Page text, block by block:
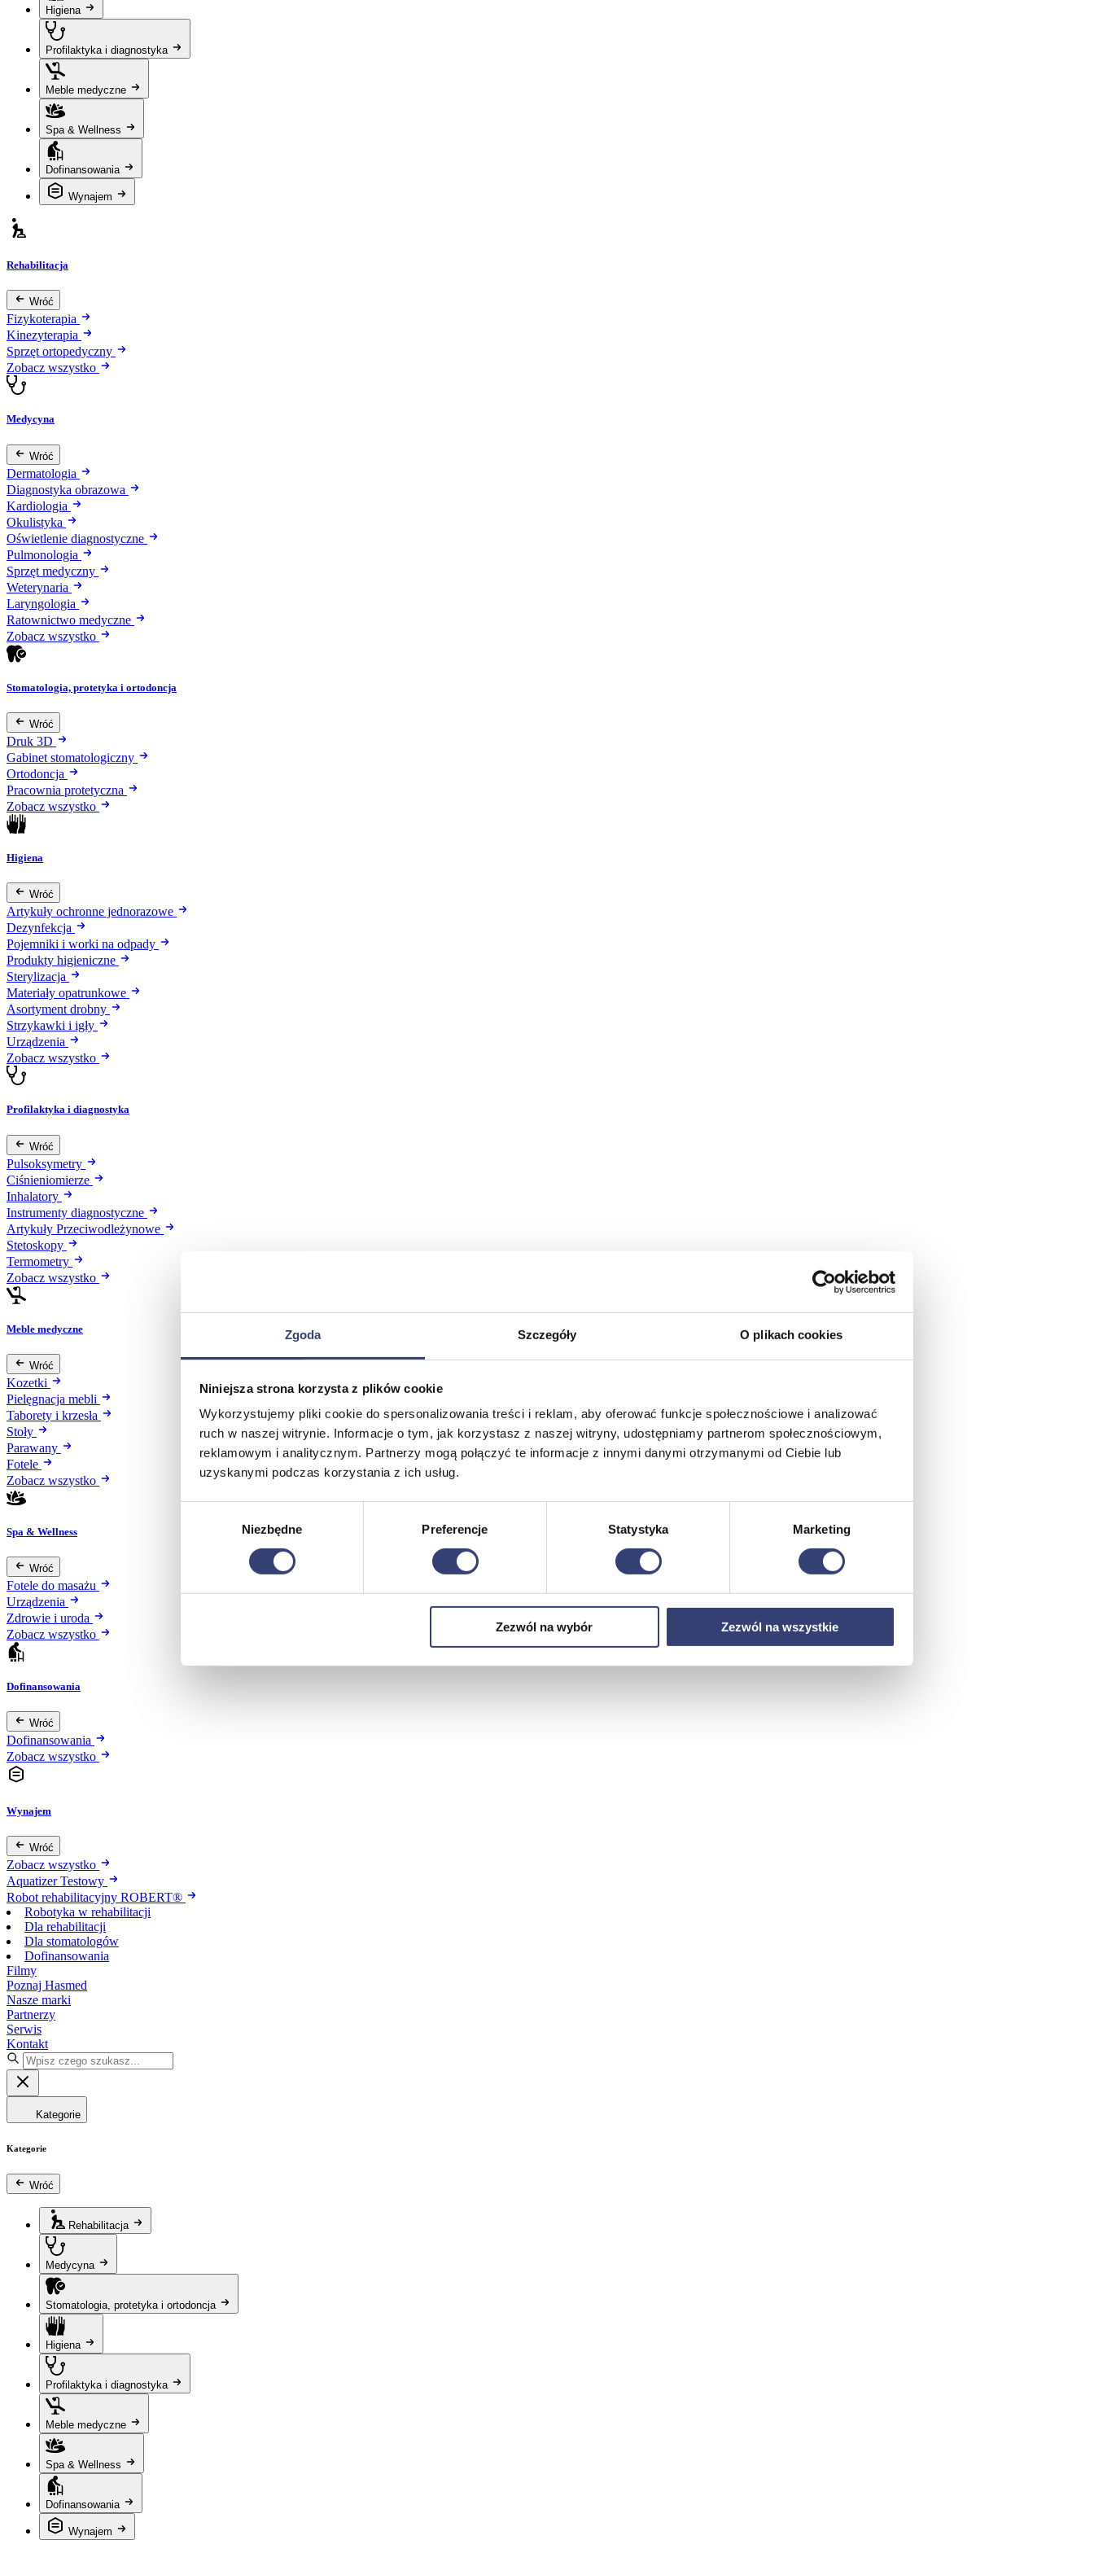
Zgoda Szczegóły O plikach cookies
Niniejsza strona korzysta z plików cookie
Wykorzystujemy pliki cookie do spersonalizowania treści i reklam, aby oferować funkcje społecznościowe i analizować
ruch w naszej witrynie. Informacje o tym, jak korzystasz z naszej witryny, udostępniamy partnerom społecznościowym,
reklamowym i analitycznym. Partnerzy mogą połączyć te informacje z innymi danymi otrzymanymi od Ciebie lub
uzyskanymi podczas korzystania z ich usług.
Niezbędne Preferencje Statystyka Marketing
Zezwól na wybór Zezwól na wszystkie
Higiena
Profilaktyka i diagnostyka
Meble medyczne
Spa & Wellness
Dofinansowania
Wynajem
Rehabilitacja
Wróć
Fizykoterapia
Kinezyterapia
Sprzęt ortopedyczny
Zobacz wszystko
Medycyna
Wróć
Dermatologia
Diagnostyka obrazowa
Kardiologia
Okulistyka
Oświetlenie diagnostyczne
Pulmonologia
Sprzęt medyczny
Weterynaria
Laryngologia
Ratownictwo medyczne
Zobacz wszystko
Stomatologia, protetyka i ortodoncja
Wróć
Druk 3D
Gabinet stomatologiczny
Ortodoncja
Pracownia protetyczna
Zobacz wszystko
Higiena
Wróć
Artykuły ochronne jednorazowe
Dezynfekcja
Pojemniki i worki na odpady
Produkty higieniczne
Sterylizacja
Materiały opatrunkowe
Asortyment drobny
Strzykawki i igły
Urządzenia
Zobacz wszystko
Profilaktyka i diagnostyka
Wróć
Pulsoksymetry
Ciśnieniomierze
Inhalatory
Instrumenty diagnostyczne
Artykuły Przeciwodleżynowe
Stetoskopy
Termometry
Zobacz wszystko
Meble medyczne
Wróć
Kozetki
Pielęgnacja mebli
Taborety i krzesła
Stoły
Parawany
Fotele
Zobacz wszystko
Spa & Wellness
Wróć
Fotele do masażu
Urządzenia
Zdrowie i uroda
Zobacz wszystko
Dofinansowania
Wróć
Dofinansowania
Zobacz wszystko
Wynajem
Wróć
Zobacz wszystko
Aquatizer Testowy
Robot rehabilitacyjny ROBERT®
Robotyka w rehabilitacji
Dla rehabilitacji
Dla stomatologów
Dofinansowania
Filmy
Poznaj Hasmed
Nasze marki
Partnerzy
Serwis
Kontakt
Kategorie
Kategorie
Wróć
Rehabilitacja
Medycyna
Stomatologia, protetyka i ortodoncja
Higiena
Profilaktyka i diagnostyka
Meble medyczne
Spa & Wellness
Dofinansowania
Wynajem